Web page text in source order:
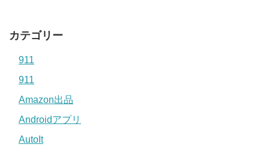
カテゴリー
911
911
Amazon出品
Androidアプリ
AutoIt